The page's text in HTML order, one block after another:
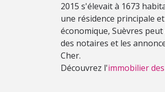
2015 s'élevait à 1673
une résidence principale
économique, Suèvres
des notaires et les
Cher.
Découvrez l'immobilier